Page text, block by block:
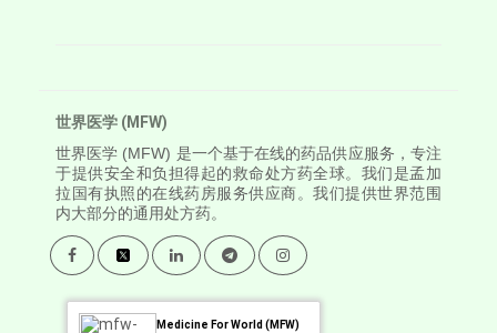
世界医学 (MFW)
世界医学 (MFW) 是一个基于在线的药品供应服务，专注
于提供安全和负担得起的救命处方药全球。我们是孟加
拉国有执照的在线药房服务供应商。我们提供世界范围
内大部分的通用处方药。
Medicine For World (MFW)